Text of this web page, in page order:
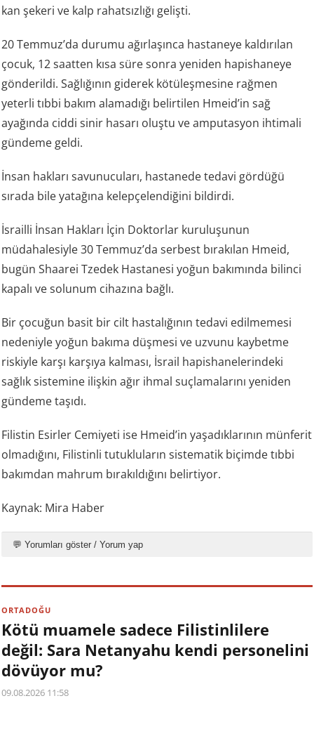
kan şekeri ve kalp rahatsızlığı gelişti.
20 Temmuz’da durumu ağırlaşınca hastaneye kaldırılan
çocuk, 12 saatten kısa süre sonra yeniden hapishaneye
gönderildi. Sağlığının giderek kötüleşmesine rağmen
yeterli tıbbi bakım alamadığı belirtilen Hmeid’in sağ
ayağında ciddi sinir hasarı oluştu ve amputasyon ihtimali
gündeme geldi.
İnsan hakları savunucuları, hastanede tedavi gördüğü
sırada bile yatağına kelepçelendiğini bildirdi.
İsrailli İnsan Hakları İçin Doktorlar kuruluşunun
müdahalesiyle 30 Temmuz’da serbest bırakılan Hmeid,
bugün Shaarei Tzedek Hastanesi yoğun bakımında bilinci
kapalı ve solunum cihazına bağlı.
Bir çocuğun basit bir cilt hastalığının tedavi edilmemesi
nedeniyle yoğun bakıma düşmesi ve uzvunu kaybetme
riskiyle karşı karşıya kalması, İsrail hapishanelerindeki
sağlık sistemine ilişkin ağır ihmal suçlamalarını yeniden
gündeme taşıdı.
Filistin Esirler Cemiyeti ise Hmeid’in yaşadıklarının münferit
olmadığını, Filistinli tutukluların sistematik biçimde tıbbi
bakımdan mahrum bırakıldığını belirtiyor.
Kaynak: Mira Haber
💬 Yorumları göster / Yorum yap
ORTADOĞU
Kötü muamele sadece Filistinlilere
değil: Sara Netanyahu kendi personelini
dövüyor mu?
09.08.2026 11:58